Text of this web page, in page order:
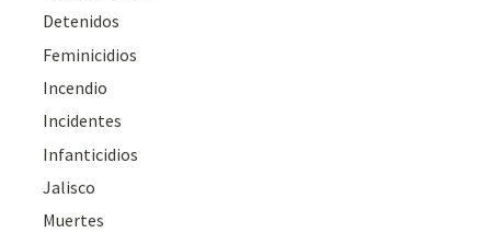
Detenidos
Feminicidios
Incendio
Incidentes
Infanticidios
Jalisco
Muertes